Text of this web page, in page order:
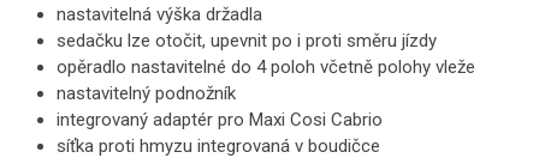
nastavitelná výška držadla
sedačku lze otočit, upevnit po i proti směru jízdy
opěradlo nastavitelné do 4 poloh včetně polohy vleže
nastavitelný podnožník
integrovaný adaptér pro Maxi Cosi Cabrio
síťka proti hmyzu integrovaná v boudičce